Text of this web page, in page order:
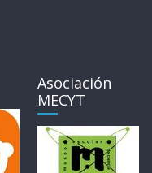
Asociación
MECYT